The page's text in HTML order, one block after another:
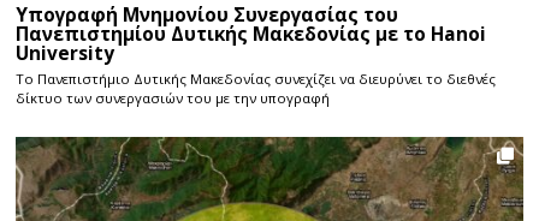
Υπογραφή Μνημονίου Συνεργασίας του
Πανεπιστημίου Δυτικής Μακεδονίας με το Hanoi
University
Το Πανεπιστήμιο Δυτικής Μακεδονίας συνεχίζει να διευρύνει το διεθνές
δίκτυο των συνεργασιών του με την υπογραφή